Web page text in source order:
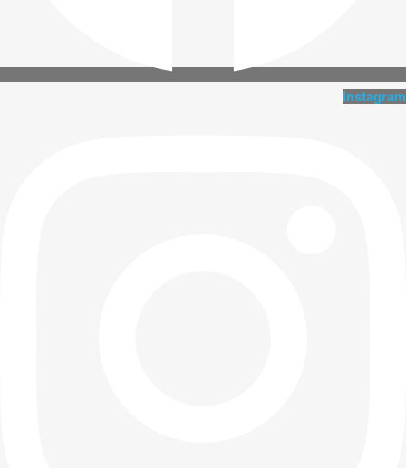
Instagram